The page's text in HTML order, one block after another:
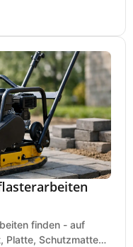
finden - auf
Platte, Schutzmatte